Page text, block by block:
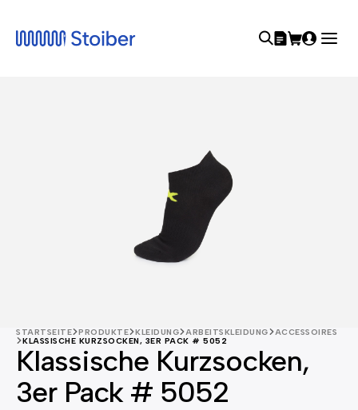
STARTSEITE PRODUKTE KLEIDUNG ARBEITSKLEIDUNG
ACCESSOIRES
KLASSISCHE KURZSOCKEN, 3ER PACK # 5052
Klassische Kurzsocken,
3er Pack # 5052